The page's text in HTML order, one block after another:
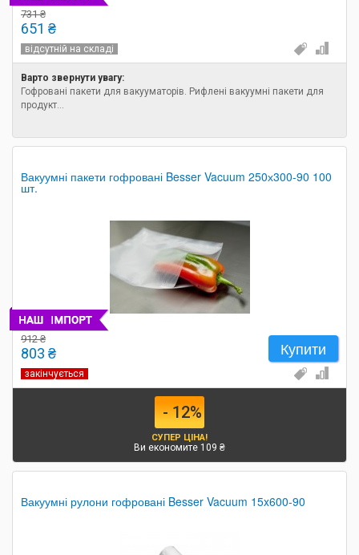
731 ₴
651 ₴
відсутній на складі
Варто звернути увагу:
Гофровані пакети для вакууматорів. Рифлені вакуумні пакети для
продукт...
Вакуумні пакети гофровані Besser Vacuum 250х300-90 100
шт.
912 ₴
803 ₴ Купити
закінчується
- 12%
СУПЕР ЦІНА!
Ви економите 109 ₴
Вакуумні рулони гофровані Besser Vacuum 15x600-90